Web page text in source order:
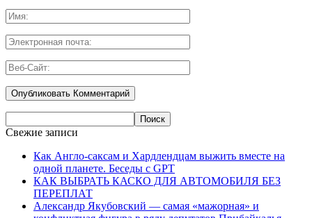
Свежие записи
Как Англо-саксам и Хардлендцам выжить вместе на
одной планете. Беседы с GPT
КАК ВЫБРАТЬ КАСКО ДЛЯ АВТОМОБИЛЯ БЕЗ
ПЕРЕПЛАТ
Александр Якубовский — самая «мажорная» и